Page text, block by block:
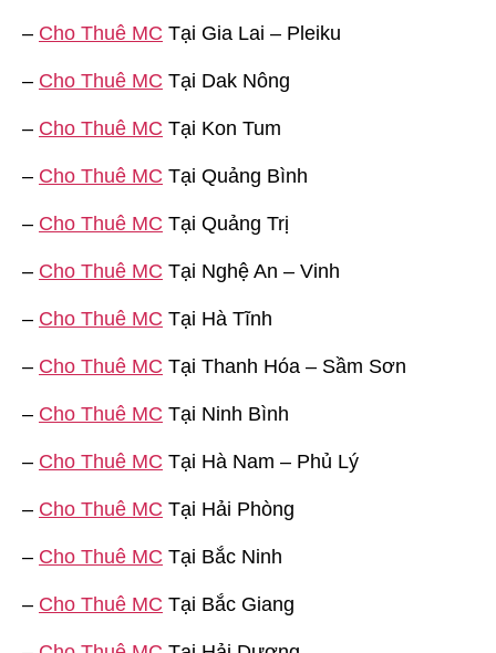
– Cho Thuê MC Tại Gia Lai – Pleiku
– Cho Thuê MC Tại Dak Nông
– Cho Thuê MC Tại Kon Tum
– Cho Thuê MC Tại Quảng Bình
– Cho Thuê MC Tại Quảng Trị
– Cho Thuê MC Tại Nghệ An – Vinh
– Cho Thuê MC Tại Hà Tĩnh
– Cho Thuê MC Tại Thanh Hóa – Sầm Sơn
– Cho Thuê MC Tại Ninh Bình
– Cho Thuê MC Tại Hà Nam – Phủ Lý
– Cho Thuê MC Tại Hải Phòng
– Cho Thuê MC Tại Bắc Ninh
– Cho Thuê MC Tại Bắc Giang